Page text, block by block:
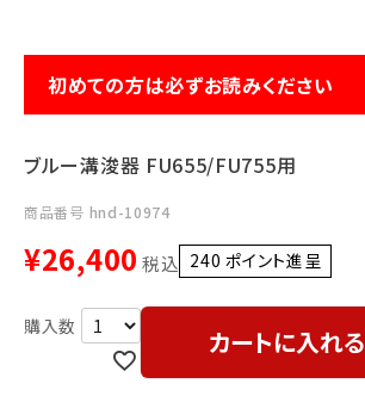
利用ガイド FAQ
メールでのお問い合わせ
info@agriz.net
初めての方は必ずお読みください
ブルー溝浚器 FU655/FU755用
商品番号 hnd-10974
¥26,400 税込 240 ポイント進呈 ]
カートに入れる